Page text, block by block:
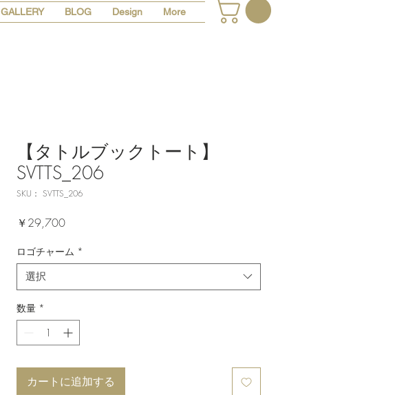
GALLERY BLOG Design More
【タトルブックトート】
SVTTS_206
SKU： SVTTS_206
￥29,700価
ロゴチャーム *
選択
数量 *
カートに追加する